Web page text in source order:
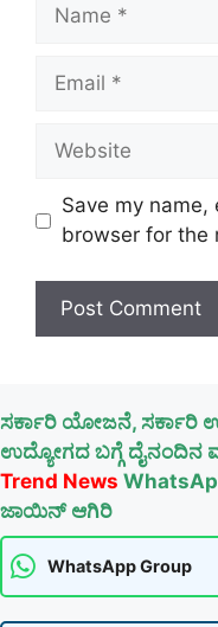
Email
Website
Save my
browser for the
ಸರ್ಕಾರಿ ಯೋಜನೆ, ಸರ್ಕಾರಿ
ಉದ್ಯೋಗದ ಬಗ್ಗೆ ದೈನಂದಿನ
Trend News
ಜಾಯಿನ್ ಆಗಿರಿ
WhatsApp Group